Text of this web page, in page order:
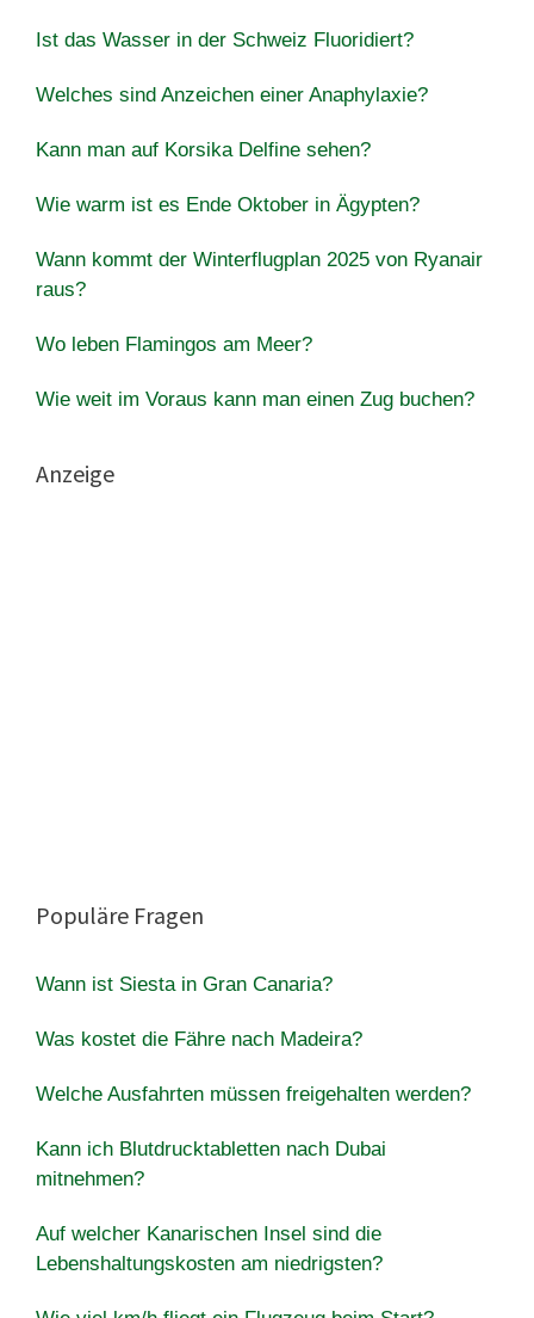
Ist das Wasser in der Schweiz Fluoridiert?
Welches sind Anzeichen einer Anaphylaxie?
Kann man auf Korsika Delfine sehen?
Wie warm ist es Ende Oktober in Ägypten?
Wann kommt der Winterflugplan 2025 von Ryanair
raus?
Wo leben Flamingos am Meer?
Wie weit im Voraus kann man einen Zug buchen?
Anzeige
Populäre Fragen
Wann ist Siesta in Gran Canaria?
Was kostet die Fähre nach Madeira?
Welche Ausfahrten müssen freigehalten werden?
Kann ich Blutdrucktabletten nach Dubai
mitnehmen?
Auf welcher Kanarischen Insel sind die
Lebenshaltungskosten am niedrigsten?